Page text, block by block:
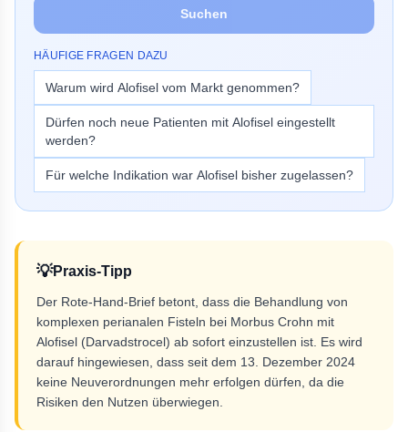
Suchen
HÄUFIGE FRAGEN DAZU
Warum wird Alofisel vom Markt genommen?
Dürfen noch neue Patienten mit Alofisel eingestellt
werden?
Für welche Indikation war Alofisel bisher zugelassen?
💡Praxis-Tipp
Der Rote-Hand-Brief betont, dass die Behandlung von
komplexen perianalen Fisteln bei Morbus Crohn mit
Alofisel (Darvadstrocel) ab sofort einzustellen ist. Es wird
darauf hingewiesen, dass seit dem 13. Dezember 2024
keine Neuverordnungen mehr erfolgen dürfen, da die
Risiken den Nutzen überwiegen.